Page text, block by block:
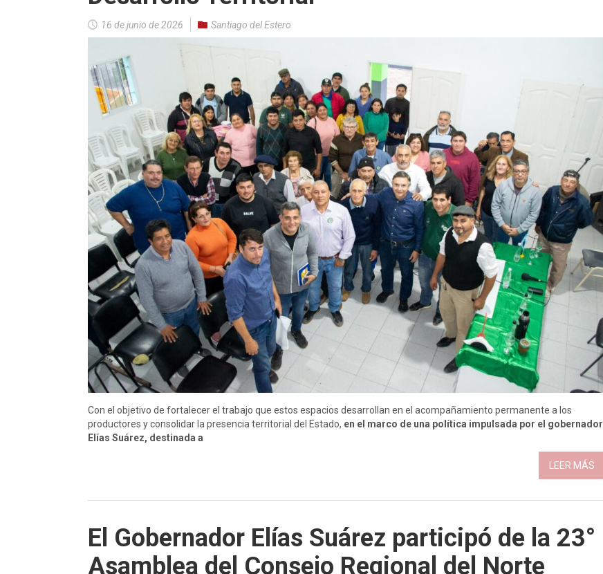
16 de junio de 2026 Santiago del Estero
Con el objetivo de fortalecer el trabajo que estos espacios desarrollan en el acompañamiento permanente a los
productores y consolidar la presencia territorial del Estado, en el marco de una política impulsada por el gobernador
Elías Suárez, destinada a
LEER MÁS
El Gobernador Elías Suárez participó de la 23°
Asamblea del Consejo Regional del Norte